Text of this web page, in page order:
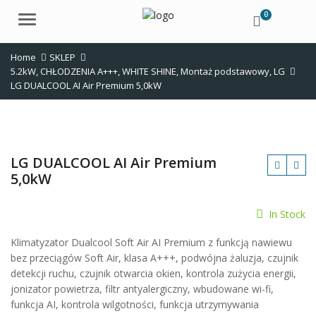
Menu 0
Home
SKLEP
5.2kW,CHŁODZENIA A+++,WHITE SHINE,Montaż podstawowy,LG
LG DUALCOOL AI Air Premium 5,0kW
LG DUALCOOL AI Air Premium
5,0kW
zł
In Stock
Klimatyzator Dualcool Soft Air AI Premium z funkcją nawiewu
bez przeciągów Soft Air, klasa A+++, podwójna żaluzja, czujnik
detekcji ruchu, czujnik otwarcia okien, kontrola zużycia energii,
jonizator powietrza, filtr antyalergiczny, wbudowane wi-fi,
funkcja AI, kontrola wilgotności, funkcja utrzymywania